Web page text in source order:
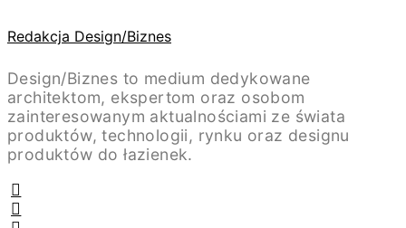
Redakcja Design/Biznes
Design/Biznes to medium dedykowane
architektom, ekspertom oraz osobom
zainteresowanym aktualnościami ze świata
produktów, technologii, rynku oraz designu
produktów do łazienek.